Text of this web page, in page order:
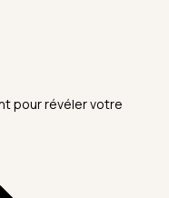
pour révéler votre